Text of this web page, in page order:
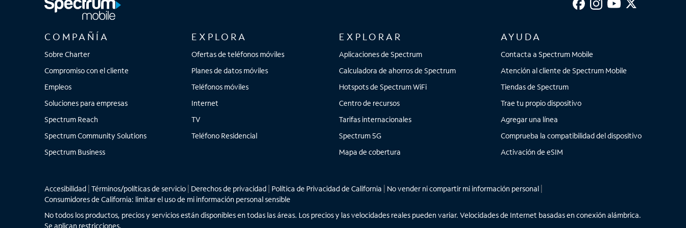
COMPAÑÍA
Sobre Charter
Compromiso con el cliente
Empleos
Soluciones para empresas
Spectrum Reach
Spectrum Community Solutions
Spectrum Business
EXPLORA
Ofertas de teléfonos móviles
Planes de datos móviles
Teléfonos móviles
Internet
TV
Teléfono Residencial
EXPLORAR
Aplicaciones de Spectrum
Calculadora de ahorros de Spectrum
Hotspots de Spectrum WiFi
Centro de recursos
Tarifas internacionales
Spectrum 5G
Mapa de cobertura
AYUDA
Contacta a Spectrum Mobile
Atención al cliente de Spectrum Mobile
Tiendas de Spectrum
Trae tu propio dispositivo
Agregar una línea
Comprueba la compatibilidad del dispositivo
Activación de eSIM
Accesibilidad Términos/políticas de servicio Derechos de privacidad Política de Privacidad de California No vender ni compartir mi información personal
Consumidores de California: limitar el uso de mi información personal sensible
No todos los productos, precios y servicios están disponibles en todas las áreas. Los precios y las velocidades reales pueden variar. Velocidades de Internet basadas en conexión alámbrica.
Se aplican restricciones.